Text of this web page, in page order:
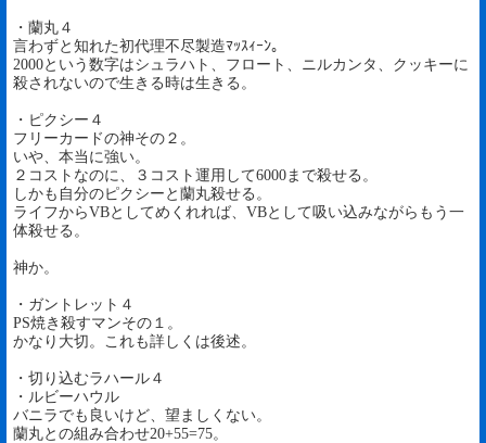
・蘭丸４
言わずと知れた初代理不尽製造ﾏｯｽｨｰﾝ。
2000という数字はシュラハト、フロート、ニルカンタ、クッキーに
殺されないので生きる時は生きる。
・ピクシー４
フリーカードの神その２。
いや、本当に強い。
２コストなのに、３コスト運用して6000まで殺せる。
しかも自分のピクシーと蘭丸殺せる。
ライフからVBとしてめくれれば、VBとして吸い込みながらもう一
体殺せる。
神か。
・ガントレット４
PS焼き殺すマンその１。
かなり大切。これも詳しくは後述。
・切り込むラハール４
・ルビーハウル
バニラでも良いけど、望ましくない。
蘭丸との組み合わせ20+55=75。